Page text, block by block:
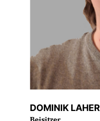
DOMINIK LAHER